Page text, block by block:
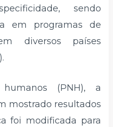
sendo
em programas de
diversos países
(PNH), a
mostrado resultados
foi modificada para